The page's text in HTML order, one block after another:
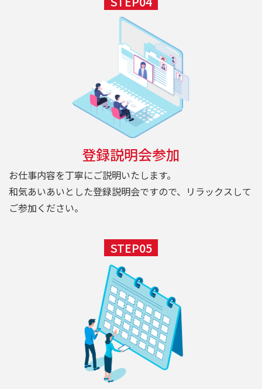
登録説明会参加
お仕事内容を丁寧にご説明いたします。
和気あいあいとした登録説明会ですので、リラックスして
ご参加ください。
STEP05